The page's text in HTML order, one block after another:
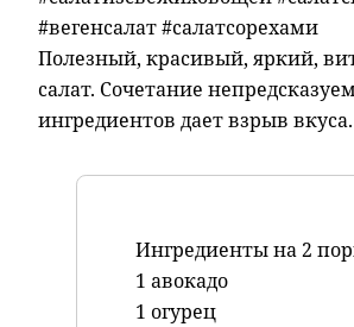
#вегенсалат #салатсорехами
Полезный, красивый, яркий,
салат. Сочетание
ингредиентов дает взрыв вкуса.
Ингредиенты на 2
1 авокадо
1 огурец